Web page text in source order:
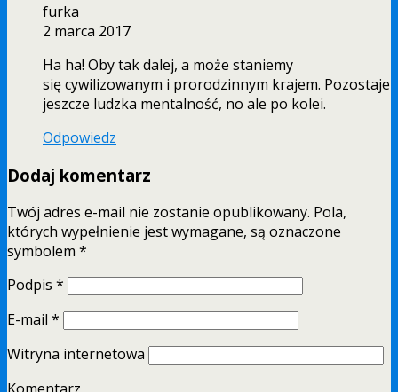
furka
2 marca 2017
Ha ha! Oby tak dalej, a może staniemy
się cywilizowanym i prorodzinnym krajem. Pozostaje
jeszcze ludzka mentalność, no ale po kolei.
Odpowiedz
Dodaj komentarz
Twój adres e-mail nie zostanie opublikowany. Pola,
których wypełnienie jest wymagane, są oznaczone
symbolem *
Podpis *
E-mail *
Witryna internetowa